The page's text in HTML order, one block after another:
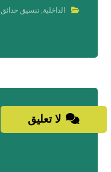
الداخلية,تنسيق حدائق
لا تعليق